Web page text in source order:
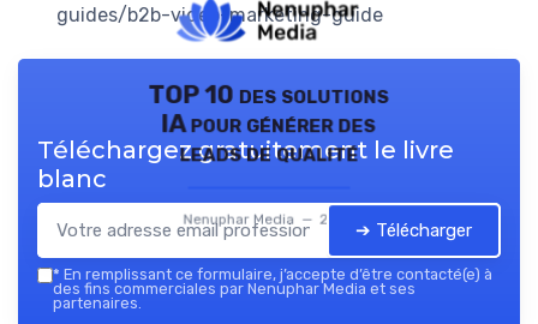
guides/b2b-video-marketing-guide
TOP 10 des solutions
IA pour générer des
leads de qualité
Nenuphar Media — 2026
Téléchargez gratuitement le livre
blanc
➔ Télécharger
* En remplissant ce formulaire, j’accepte d’être contacté(e) à
des fins commerciales par Nenuphar Media et ses
partenaires.